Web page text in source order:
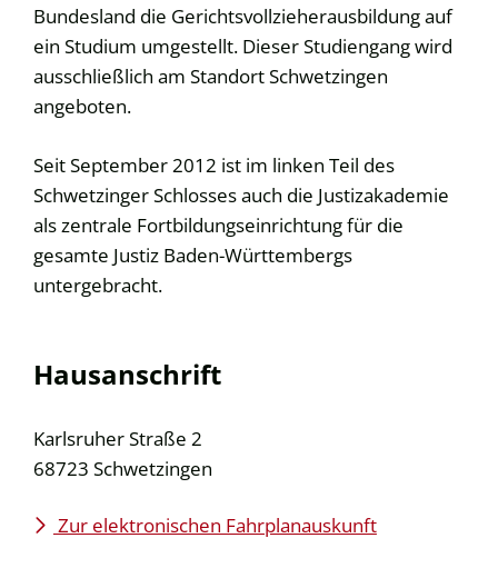
Bundesland die Gerichtsvollzieherausbildung auf
ein Studium umgestellt. Dieser Studiengang wird
ausschließlich am Standort Schwetzingen
angeboten.
Seit September 2012 ist im linken Teil des
Schwetzinger Schlosses auch die Justizakademie
als zentrale Fortbildungseinrichtung für die
gesamte Justiz Baden-Württembergs
untergebracht.
Hausanschrift
Karlsruher Straße 2
68723 Schwetzingen
Zur elektronischen Fahrplanauskunft